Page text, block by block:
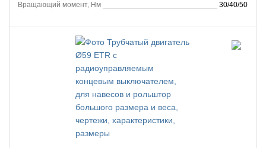
Вращающий момент, Нм
30/40/50